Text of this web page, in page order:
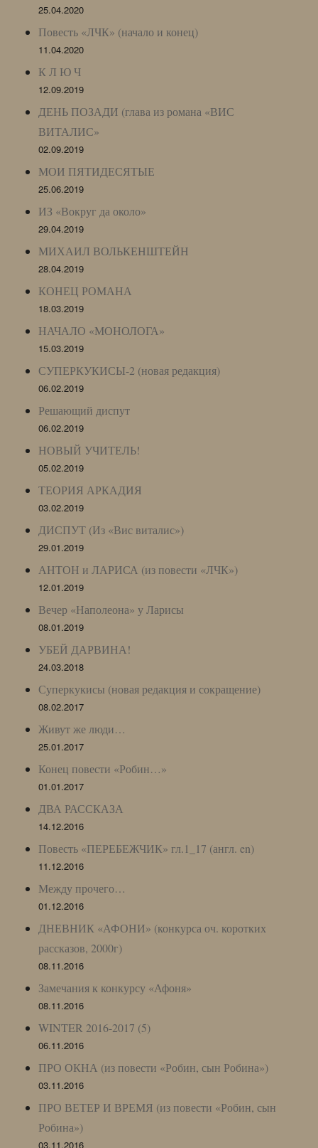
25.04.2020
Повесть «ЛЧК» (начало и конец)
11.04.2020
К Л Ю Ч
12.09.2019
ДЕНЬ ПОЗАДИ (глава из романа «ВИС
ВИТАЛИС»
02.09.2019
МОИ ПЯТИДЕСЯТЫЕ
25.06.2019
ИЗ «Вокруг да около»
29.04.2019
МИХАИЛ ВОЛЬКЕНШТЕЙН
28.04.2019
КОНЕЦ РОМАНА
18.03.2019
НАЧАЛО «МОНОЛОГА»
15.03.2019
СУПЕРКУКИСЫ-2 (новая редакция)
06.02.2019
Решающий диспут
06.02.2019
НОВЫЙ УЧИТЕЛЬ!
05.02.2019
ТЕОРИЯ АРКАДИЯ
03.02.2019
ДИСПУТ (Из «Вис виталис»)
29.01.2019
АНТОН и ЛАРИСА (из повести «ЛЧК»)
12.01.2019
Вечер «Наполеона» у Ларисы
08.01.2019
УБЕЙ ДАРВИНА!
24.03.2018
Суперкукисы (новая редакция и сокращение)
08.02.2017
Живут же люди…
25.01.2017
Конец повести «Робин…»
01.01.2017
ДВА РАССКАЗА
14.12.2016
Повесть «ПЕРЕБЕЖЧИК» гл.1_17 (англ. en)
11.12.2016
Между прочего…
01.12.2016
ДНЕВНИК «АФОНИ» (конкурса оч. коротких
рассказов, 2000г)
08.11.2016
Замечания к конкурсу «Афоня»
08.11.2016
WINTER 2016-2017 (5)
06.11.2016
ПРО ОКНА (из повести «Робин, сын Робина»)
03.11.2016
ПРО ВЕТЕР И ВРЕМЯ (из повести «Робин, сын
Робина»)
03.11.2016